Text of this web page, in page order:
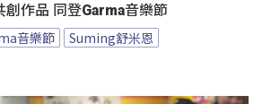
創作品 同登Garma音樂節
音樂節
Suming舒米恩